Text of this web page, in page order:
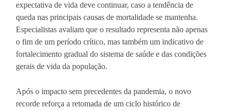
expectativa de vida deve continuar, caso a tendência de
queda nas principais causas de mortalidade se mantenha.
Especialistas avaliam que o resultado representa não apenas
o fim de um período crítico, mas também um indicativo de
fortalecimento gradual do sistema de saúde e das condições
gerais de vida da população.
Após o impacto sem precedentes da pandemia, o novo
recorde reforça a retomada de um ciclo histórico de